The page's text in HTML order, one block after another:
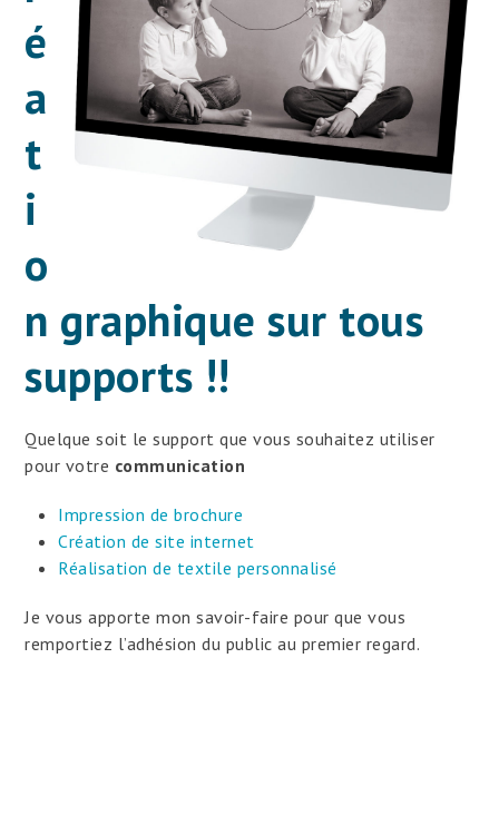
é
a
t
i
o
n graphique sur tous
supports !!
Quelque soit le support que vous souhaitez utiliser
pour votre communication
Impression de brochure
Création de site internet
Réalisation de textile personnalisé
Je vous apporte mon savoir-faire pour que vous
remportiez l’adhésion du public au premier regard.